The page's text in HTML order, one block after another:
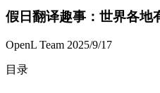
假日翻译趣事：世界各地
OpenL Team 2025/9/17
目录